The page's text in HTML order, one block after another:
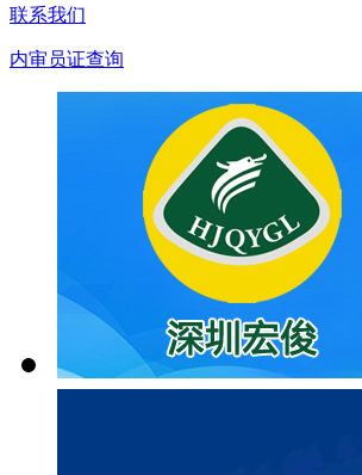
联系我们
内审员证查询